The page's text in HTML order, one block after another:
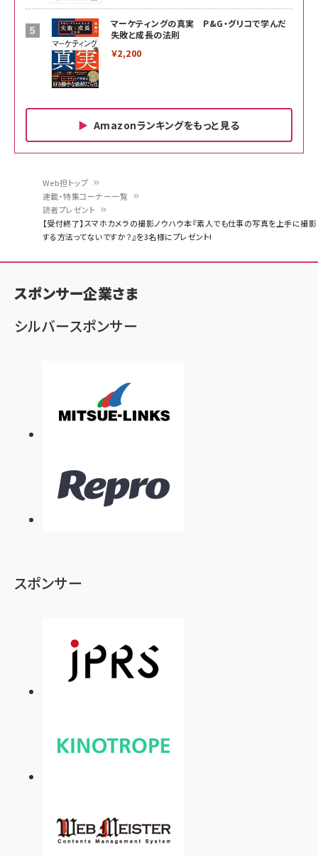
く
Web担トップ
連載・特集コーナー一覧
読者プレゼント
【受付終了】スマホカメラの撮影ノウハウ本『素人でも仕事の写真を上手に撮影
する方法ってないですか？』を3名様にプレゼント!
マーケティングの真実 P&G・グリコで学んだ
失敗と成長の法則
￥2,200
Amazonランキングをもっと見る
更新日時：2026/06/26 19:00
anan(アンアン)2026/07/01号 No.2501[魅せる
カラダ2026／宮舘涼太]
￥880
スペシャルエディション[王道エンタメの矜持／
BTS]
￥1,100
ママ投資家が育休中に１億貯めた株式投資
￥1,980
更新日時：2026/06/26 19:00
KIOXIA(キオクシア) 旧東芝メモリ microSD
128GB UHS-I Class10 (最大読出速度
100MB/s) Nintendo Switch動作確認済 国内
NIMASO ガラスフィルム iPhone 17 用 保護フィ
ルム 強化ガラス 耐衝撃 高透過率 指紋防止 貼りや
2枚セット DSP25F1698
￥1,599
レイヤー
￥6,980
￥5,990
Anker PowerLine III Flow USB-C & USB-C
更新日時：2026/06/26 19:00
KIOXIA(キオクシア) 旧東芝メモリ microSD
128GB UHS-I Class10 (最大読出速度
100MB/s) Nintendo Switch動作確認済 国内
Amazon eギフトカード - Amazonロゴ - クラ
シック
￥5,000
17 / 16 / 15 / Galaxy iPad Pro MacBook
Pro/Air 各種対応 (1.8m ミッドナイトブラック)
￥1,890
アサヒ飲料 モンスター エナジー 355ml×24本
サッポロ 生ビール 黒ラベル 350ml 缶 24本 ビー
ル ケース買い【6/30応募〆切! 黒ラベルビヤセラー
キャンペーン】
スポンサー企業さま
シルバースポンサー
スポンサー